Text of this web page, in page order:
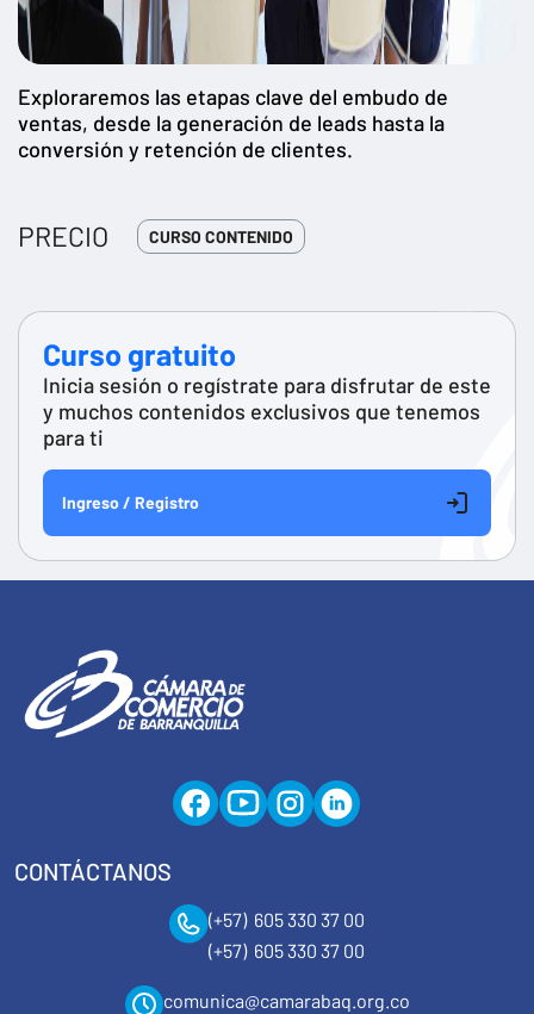
Exploraremos las etapas clave del embudo de
ventas, desde la generación de leads hasta la
conversión y retención de clientes.
PRECIO CURSO CONTENIDO
Curso gratuito
Inicia sesión o regístrate para disfrutar de este
y muchos contenidos exclusivos que tenemos
para ti
Ingreso / Registro
CONTÁCTANOS
(+57) 605 330 37 00
(+57) 605 330 37 00
comunica@camarabaq.org.co